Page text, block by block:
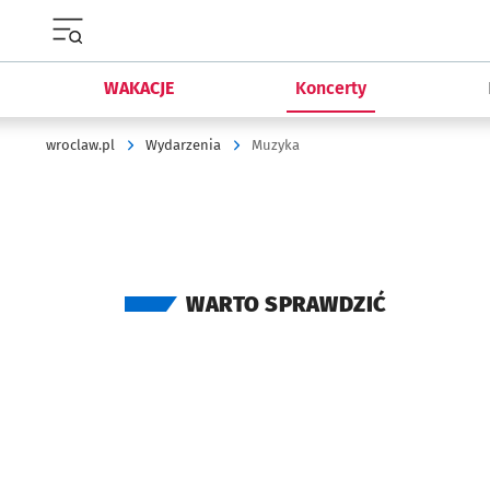
WAKACJE Koncerty
wroclaw.pl Wydarzenia Muzyka
WARTO SPRAWDZIĆ